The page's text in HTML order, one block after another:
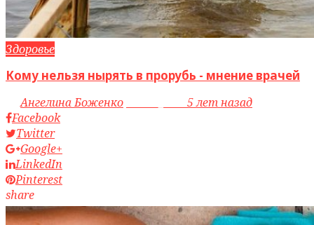
Здоровье
Кому нельзя нырять в прорубь - мнение врачей
byАнгелина Боженко
5 лет назад
Facebook
Twitter
Google+
LinkedIn
Pinterest
share